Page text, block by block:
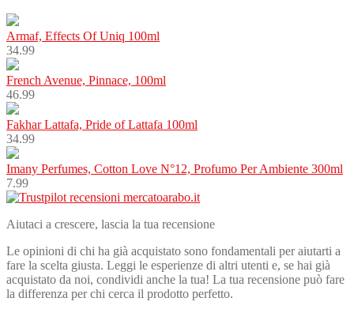
Armaf, Effects Of Uniq 100ml
34.99
French Avenue, Pinnace, 100ml
46.99
Fakhar Lattafa, Pride of Lattafa 100ml
34.99
Imany Perfumes, Cotton Love N°12, Profumo Per Ambiente 300ml
7.99
Aiutaci a crescere, lascia la tua recensione
Le opinioni di chi ha già acquistato sono fondamentali per aiutarti a
fare la scelta giusta. Leggi le esperienze di altri utenti e, se hai già
acquistato da noi, condividi anche la tua! La tua recensione può fare
la differenza per chi cerca il prodotto perfetto.